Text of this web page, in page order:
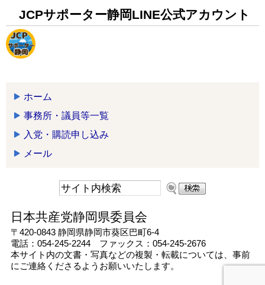
JCPサポーター静岡LINE公式アカウント
ホーム
事務所・議員等一覧
入党・購読申し込み
メール
日本共産党静岡県委員会
〒420-0843 静岡県静岡市葵区巴町6-4
電話：054-245-2244 ファックス：054-245-2676
本サイト内の文書・写真などの複製・転載については、事前
にご連絡くださるようお願いいたします。